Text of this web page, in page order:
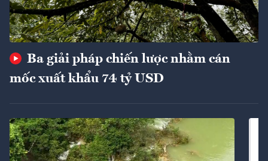
Ba giải pháp chiến lược nhằm cán
mốc xuất khẩu 74 tỷ USD